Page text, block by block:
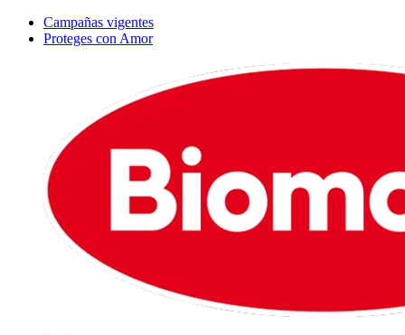
Campañas vigentes
Proteges con Amor